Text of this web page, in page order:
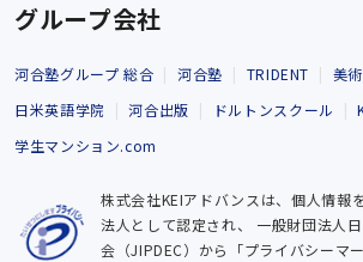
グループ会社
河合塾グループ 総合 河合塾 TRIDENT
美
日米英語学院
河合出版 ドルトンスクール
学生マンション.com
株式会社KEIアドバンスは、個人情報
法人として認定され、 一般財団法人
会（JIPDEC）から「プライバシーマ